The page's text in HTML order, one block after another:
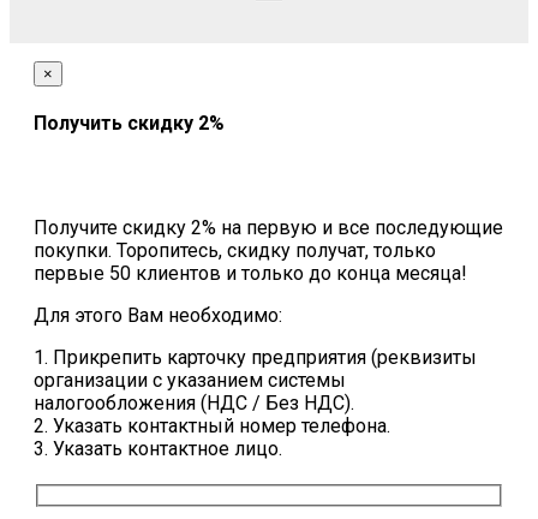
×
Получить скидку 2%
Получите скидку 2% на первую и все последующие
покупки. Торопитесь, скидку получат, только
первые 50 клиентов и только до конца месяца!
Для этого Вам необходимо:
1. Прикрепить карточку предприятия (реквизиты
организации с указанием системы
налогообложения (НДС / Без НДС).
2. Указать контактный номер телефона.
3. Указать контактное лицо.